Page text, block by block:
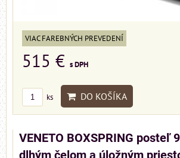
VIAC FAREBNÝCH PREVEDENÍ
515 € s DPH
ks DO KOŠÍKA
VENETO BOXSPRING posteľ